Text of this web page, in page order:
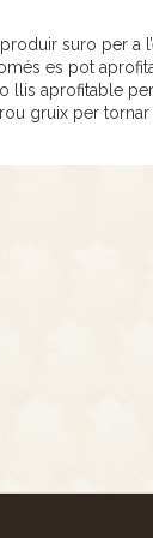
suro per a
es pot
llis aprofitable
gruix per